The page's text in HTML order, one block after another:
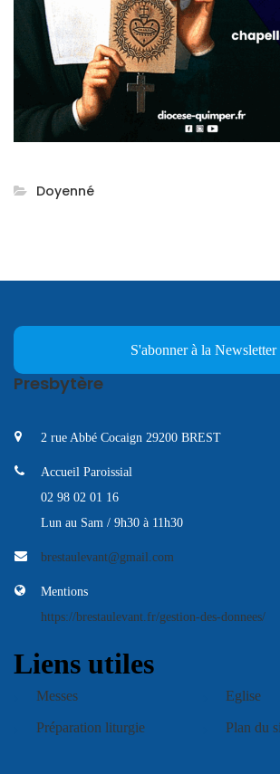
Doyenné
S'abonner à la Newsletter
Presbytère
2 rue Abbé Cocaign 29200 BREST
Accueil Paroissial
02 98 02 01 16
Lun au Sam / 9h30 à 11h30
brestaulevant@gmail.com
Mentions
https://brestaulevant.fr/gestion-des-donnees/
Liens utiles
Messes Eglise
Préparation liturgie Plan du